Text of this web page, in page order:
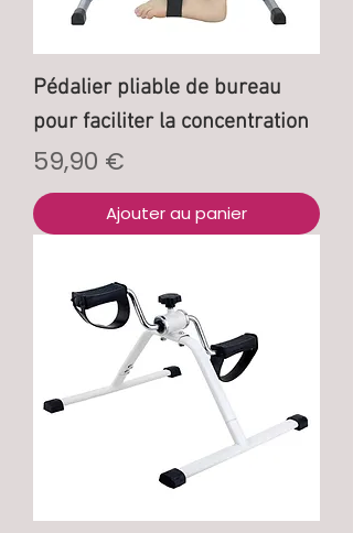
Pédalier pliable de bureau
pour faciliter la concentration
Prix
59,90 €
Ajouter au panier